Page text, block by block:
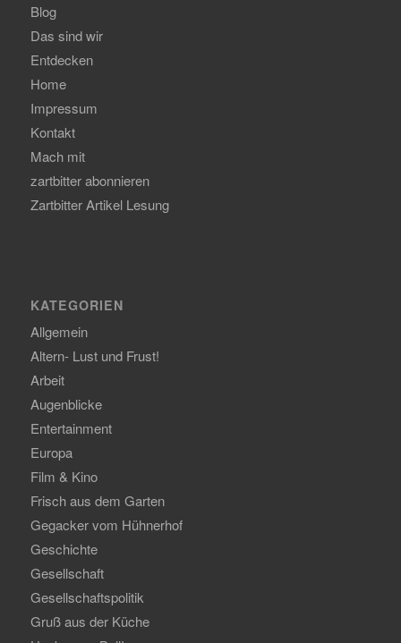
Blog
Das sind wir
Entdecken
Home
Impressum
Kontakt
Mach mit
zartbitter abonnieren
Zartbitter Artikel Lesung
KATEGORIEN
Allgemein
Altern- Lust und Frust!
Arbeit
Augenblicke
Entertainment
Europa
Film & Kino
Frisch aus dem Garten
Gegacker vom Hühnerhof
Geschichte
Gesellschaft
Gesellschaftspolitik
Gruß aus der Küche